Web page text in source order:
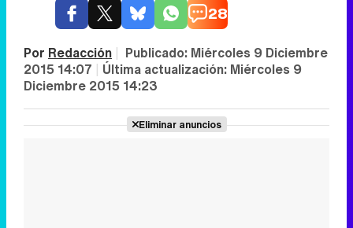
28
Por Redacción | Publicado: Miércoles 9 Diciembre
2015 14:07 | Última actualización: Miércoles 9
Diciembre 2015 14:23
Eliminar anuncios